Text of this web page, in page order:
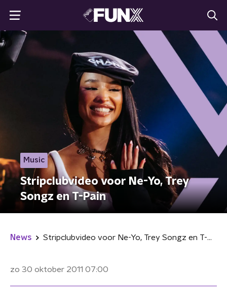
Music
Stripclubvideo voor Ne-Yo, Trey
Songz en T-Pain
News Stripclubvideo voor Ne-Yo, Trey Songz en T-Pain
zo 30 oktober 2011 07:00